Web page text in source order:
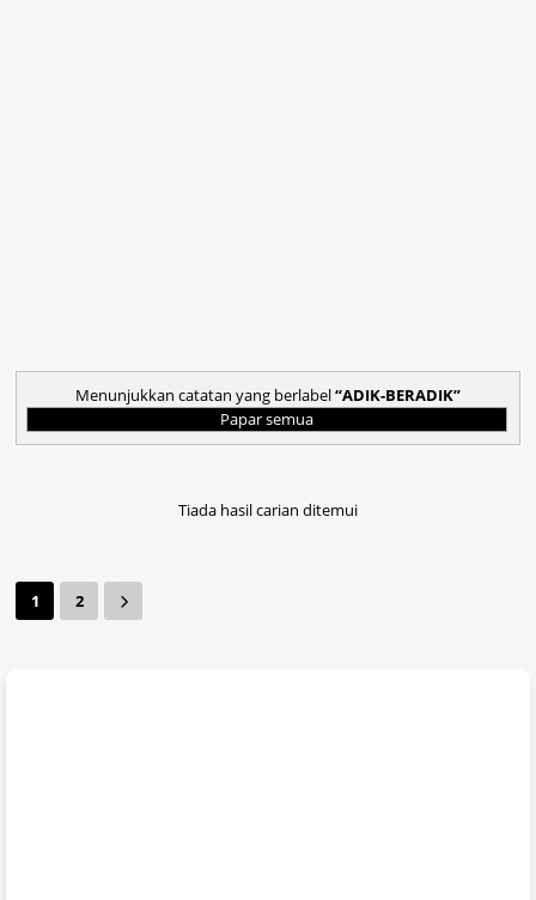
Menunjukkan catatan yang berlabel ADIK-BERADIK
Papar semua
Tiada hasil carian ditemui
1 2